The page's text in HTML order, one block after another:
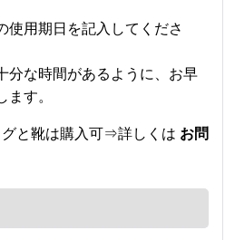
用期日を記入してくださ
な時間があるように、お早
す。
と靴は購入可⇒詳しくは お問